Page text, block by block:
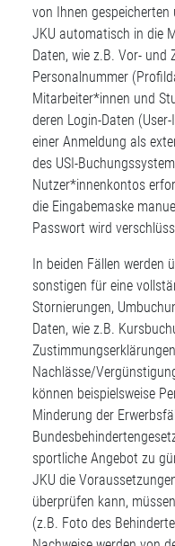
von Ihnen
JKU automatisch in die
Daten, wie z.B. Vor- und
Personalnummer
Mitarbeiter*innen und
deren Login-Daten
einer Anmeldung als
des USI-
Nutzer*innenkontos
die Eingabemaske
Passwort wird
In beiden Fällen werden
sonstigen für eine
Stornierungen,
Daten, wie z.B.
Nachlässe/
können beispielsweise
Minderung der
sportliche Angebot zu
JKU die
überprüfen kann,
(z.B. Foto des